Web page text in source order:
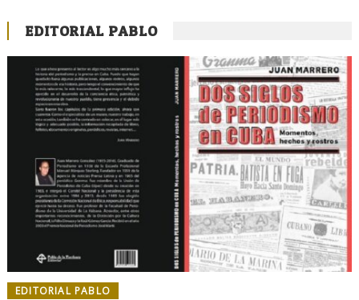
EDITORIAL PABLO
EDITORIAL PABLO